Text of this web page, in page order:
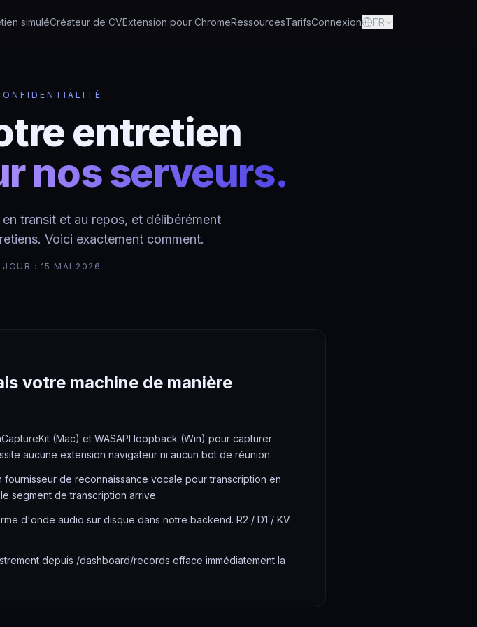
simuléCréateur de CVExtension pour ChromeRessourcesTarifsConnexion FR
entretien
nos serveurs.
transit et au repos, et délibérément
Voici exactement comment.
JOUR : 15 MAI 2026
votre machine de manière
(Mac) et WASAPI loopback (Win) pour capturer
aucune extension navigateur ni aucun bot de réunion.
de reconnaissance vocale pour transcription en
segment de transcription arrive.
d'onde audio sur disque dans notre backend. R2 / D1 / KV
depuis /dashboard/records efface immédiatement la